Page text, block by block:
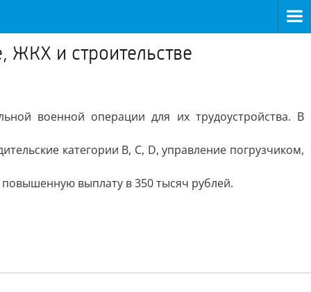
ЖКХ и строительстве
военной операции для их трудоустройства. В
категории B, C, D, управление погрузчиком,
выплату в 350 тысяч рублей.